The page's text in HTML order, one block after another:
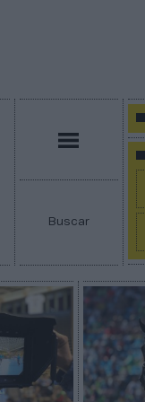
Buscar